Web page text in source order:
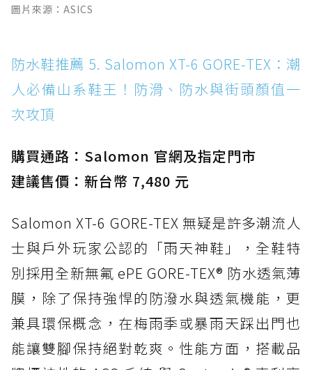
圖片來源：ASICS
防水鞋推薦 5. Salomon XT-6 GORE-TEX：潮
人必備山系鞋王！防滑、防水與街頭顏值一
次攻頂
購買通路：Salomon 官網及指定門市
建議售價：新台幣 7,480 元
Salomon XT-6 GORE-TEX 無疑是許多潮流人
士與戶外玩家公認的「雨天神鞋」，全鞋特
別採用全新無氟 ePE GORE-TEX® 防水透氣薄
膜，除了保持強悍的防潑水與透氣機能，更
兼具環保概念，在梅雨季或暴雨天踩出門也
能讓雙腳保持絕對乾爽。性能方面，搭載品